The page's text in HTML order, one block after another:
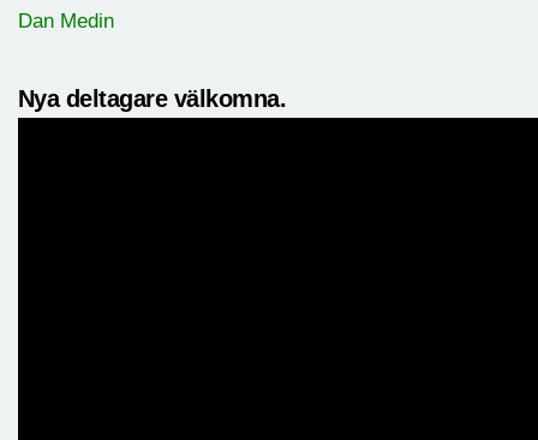
Dan Medin
Nya deltagare välkomna.